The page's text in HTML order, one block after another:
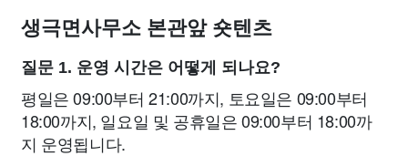
생극면사무소 본관앞 숏텐츠
질문 1. 운영 시간은 어떻게 되나요?
평일은 09:00부터 21:00까지, 토요일은 09:00부터
18:00까지, 일요일 및 공휴일은 09:00부터 18:00까
지 운영됩니다.